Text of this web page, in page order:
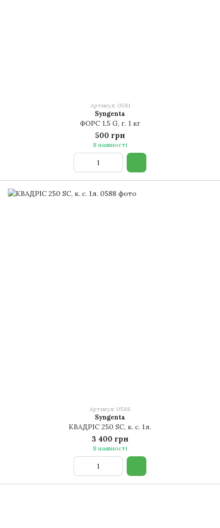
Артикул: 0581
Syngenta
ФОРС 1,5 G, г. 1 кг
500 грн
В наявності
Артикул: 0588
Syngenta
КВАДРІС 250 SC, к. с. 1л.
3 400 грн
В наявності